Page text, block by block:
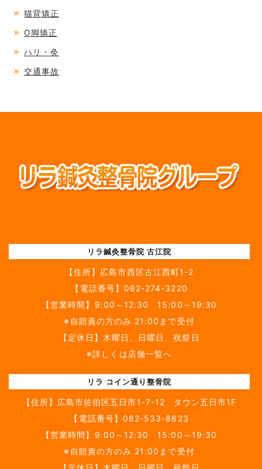
猫背矯正
O脚矯正
ハリ・灸
交通事故
リラ鍼灸整骨院 古江院
【住所】 広島市西区古江西町1-2
【電話番号】 082-274-3220
【営業時間】9:00～12:30 15:00～19:30
※自賠責の方のみ 21:00まで受付
【定休日】木曜日、日曜日、祝祭日
※詳しくは店舗一覧へ
リラ コイン通り整骨院
【住所】 広島市佐伯区五日市1-7-12 タウン五日市1F
【電話番号】 082-533-8623
【営業時間】9:00～12:30 15:00～19:30
※自賠責の方のみ 21:00まで受付